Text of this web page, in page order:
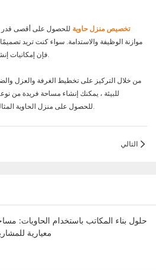
تخصيص منزل حاوية للحصول على أقصى قدر
موازنة الوظيفة والاستدامة. سواء كنت تريد تصميمًا
فإن إمكانيات إنشاء مساحة أنيقة ومريحة لا حصر لها.
من خلال التركيز على تخطيط الغرفة والعزل
للبيئة ، يمكنك إنشاء مساحة فريدة من
dxHcontainer.com للحصول على منزل الحاوية المثالي لمنزلك.
التالي
حلول بناء المكاتب باستخدام الحاويات:
معيارية